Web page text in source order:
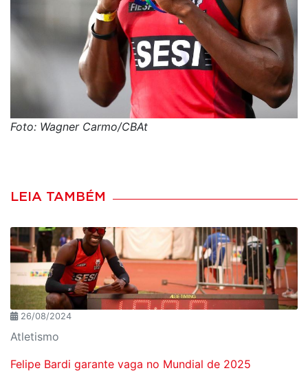
Foto: Wagner Carmo/CBAt
LEIA TAMBÉM
26/08/2024
Atletismo
Felipe Bardi garante vaga no Mundial de 2025